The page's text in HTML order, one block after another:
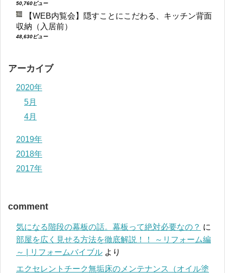
50,760ビュー
【WEB内覧会】隠すことにこだわる、キッチン背面
収納（入居前）
48,630ビュー
アーカイブ
2020年
5月
4月
2019年
2018年
2017年
comment
気になる階段の幕板の話。幕板って絶対必要なの？ に
部屋を広く見せる方法を徹底解説！！ ～リフォーム編
～ | リフォームバイブル より
エクセレントチーク無垢床のメンテナンス（オイル塗